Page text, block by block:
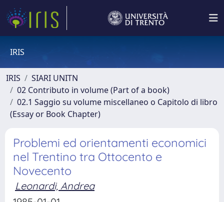
IRIS
IRIS
SIARI UNITN
02 Contributo in volume (Part of a book)
02.1 Saggio su volume miscellaneo o Capitolo di libro
(Essay or Book Chapter)
Problemi ed orientamenti economici
nel Trentino tra Ottocento e
Novecento
Leonardi, Andrea